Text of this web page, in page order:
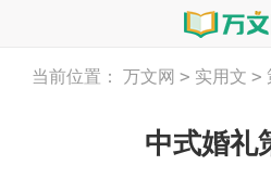
当前位置： 万文网 > 实用文 >
中式婚礼